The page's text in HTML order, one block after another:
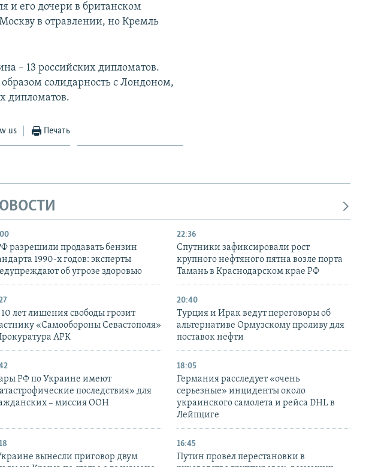
и его дочери в британском
в отравлении, но Кремль
– 13 российских дипломатов.
солидарность с Лондоном,
дипломатов.
us Печать
разрешили продавать бензин
1990-х годов: эксперты
об угрозе здоровью
22:36
Спутники зафиксировали рост
крупного нефтяного пятна возле порта
Тамань в Краснодарском крае РФ
лет лишения свободы грозит
«Самообороны Севастополя»
АРК
20:40
Турция и Ирак ведут переговоры об
альтернативе Ормузскому проливу для
поставок нефти
РФ по Украине имеют
последствия» для
– миссия ООН
18:05
Германия расследует «очень
серьезные» инциденты около
украинского самолета и рейса DHL в
Лейпциге
вынесли приговор двум
16:45
Путин провел перестановки в